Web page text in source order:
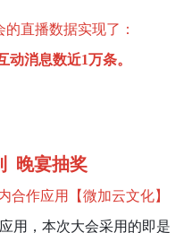
直播数据实现了：
动消息数近1万条。
晚宴抽奖
合作应用【微加云文化】
用，本次大会采用的即是